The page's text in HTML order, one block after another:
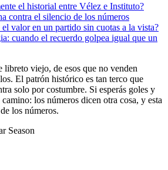
el historial entre Vélez e Instituto?
contra el silencio de los números
el valor en un partido sin cuotas a la vista?
cuando el recuerdo golpea igual que un
libreto viejo, de esos que no venden
El patrón histórico es tan terco que
solo por costumbre. Si esperás goles y
los números dicen otra cosa, y esta
los números.
Season